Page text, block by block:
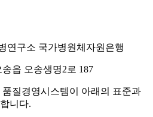
연구소 국가병원체자원은행
읍 오송생명2로 187
질경영시스템이 아래의 표준과
니다.